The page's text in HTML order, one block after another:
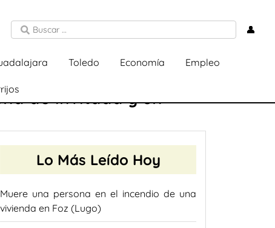
👤
Toledo Economía Empleo
de invitada y un
Lo Más Leído Hoy
Muere una persona en el incendio de una
vivienda en Foz (Lugo)